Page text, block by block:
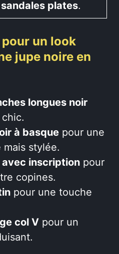
sandales plates.
un look
jupe noire en
longues noir
à basque pour une
mais stylée.
inscription pour
copines.
pour une touche
col V pour un